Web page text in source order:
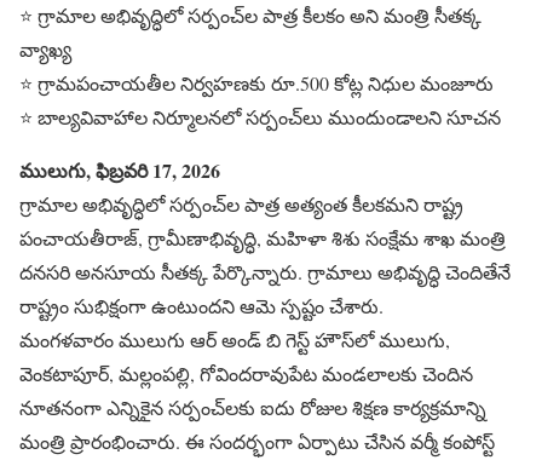
⭐ గ్రామాల అభివృద్ధిలో సర్పంచ్‌ల పాత్ర కీలకం అని మంత్రి సీతక్క
వ్యాఖ్య
⭐ గ్రామపంచాయతీల నిర్వహణకు రూ.500 కోట్ల నిధుల మంజూరు
⭐ బాల్యవివాహాల నిర్మూలనలో సర్పంచ్‌లు ముందుండాలని సూచన
ములుగు, ఫిబ్రవరి 17, 2026
గ్రామాల అభివృద్ధిలో సర్పంచ్‌ల పాత్ర అత్యంత కీలకమని రాష్ట్ర
పంచాయతీరాజ్, గ్రామీణాభివృద్ధి, మహిళా శిశు సంక్షేమ శాఖ మంత్రి
దనసరి అనసూయ సీతక్క పేర్కొన్నారు. గ్రామాలు అభివృద్ధి చెందితేనే
రాష్ట్రం సుభిక్షంగా ఉంటుందని ఆమె స్పష్టం చేశారు.
మంగళవారం ములుగు ఆర్ అండ్ బి గెస్ట్ హౌస్‌లో ములుగు,
వెంకటాపూర్, మల్లంపల్లి, గోవిందరావుపేట మండలాలకు చెందిన
నూతనంగా ఎన్నికైన సర్పంచ్‌లకు ఐదు రోజుల శిక్షణ కార్యక్రమాన్ని
మంత్రి ప్రారంభించారు. ఈ సందర్భంగా ఏర్పాటు చేసిన వర్మీ కంపోస్ట్